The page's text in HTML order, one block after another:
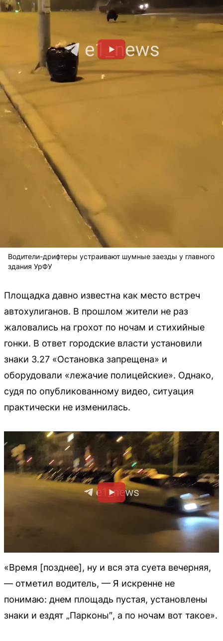
Водители-дрифтеры устраивают шумные заезды у главного
здания УрФУ
Площадка давно известна как место встреч
автохулиганов. В прошлом жители не раз
жаловались на грохот по ночам и стихийные
гонки. В ответ городские власти установили
знаки 3.27 «Остановка запрещена» и
оборудовали «лежачие полицейские». Однако,
судя по опубликованному видео, ситуация
практически не изменилась.
«Время [позднее], ну и вся эта суета вечерняя,
— отметил водитель, — Я искренне не
понимаю: днем площадь пустая, установлены
знаки и ездят „Парконы″, а по ночам вот такое».